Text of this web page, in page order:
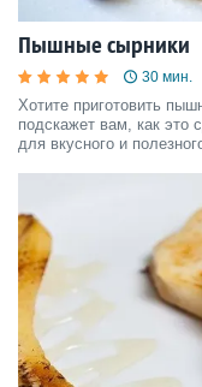
Пышные сырники
30 мин.
Хотите приготовить
подскажет вам, как это
для вкусного и